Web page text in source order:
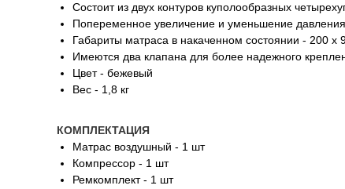
Состоит из двух контуров куполообразных
Попеременное увеличение и уменьшение
Габариты матраса в накаченном состоянии - 200 х
Имеются два клапана для более надежного
Цвет - бежевый
Вес - 1,8 кг
КОМПЛЕКТАЦИЯ
Матрас воздушный - 1 шт
Компрессор - 1 шт
Ремкомплект - 1 шт